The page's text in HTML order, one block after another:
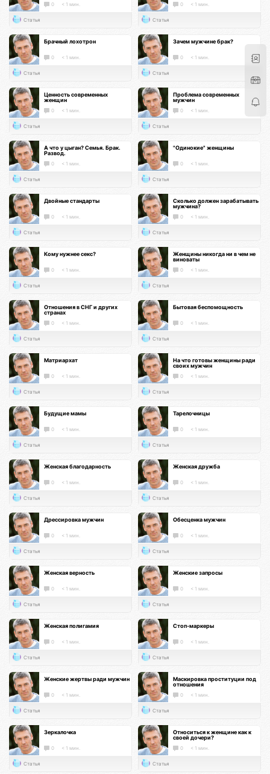
0 < 1 мин.
Статья
0 < 1 мин.
Статья
Брачный лохотрон
0 < 1 мин.
Статья
Зачем мужчине брак?
0 < 1 мин.
Статья
Ценность современных
женщин
0 < 1 мин.
Статья
Проблема современных
мужчин
0 < 1 мин.
Статья
А что у цыган? Семья. Брак.
Развод.
0 < 1 мин.
Статья
"Одинокие" женщины
0 < 1 мин.
Статья
Двойные стандарты
0 < 1 мин.
Статья
Сколько должен зарабатывать
мужчина?
0 < 1 мин.
Статья
Кому нужнее секс?
0 < 1 мин.
Статья
Женщины никогда ни в чем не
виноваты
0 < 1 мин.
Статья
Отношения в СНГ и других
странах
0 < 1 мин.
Статья
Бытовая беспомощность
0 < 1 мин.
Статья
Матриархат
0 < 1 мин.
Статья
На что готовы женщины ради
своих мужчин
0 < 1 мин.
Статья
Будущие мамы
0 < 1 мин.
Статья
Тарелочницы
0 < 1 мин.
Статья
Женская благодарность
0 < 1 мин.
Статья
Женская дружба
0 < 1 мин.
Статья
Дрессировка мужчин
0 < 1 мин.
Статья
Обесценка мужчин
0 < 1 мин.
Статья
Женская верность
0 < 1 мин.
Статья
Женские запросы
0 < 1 мин.
Статья
Женская полигамия
0 < 1 мин.
Статья
Стоп-маркеры
0 < 1 мин.
Статья
Женские жертвы ради мужчин
0 < 1 мин.
Статья
Маскировка проституции под
отношения
0 < 1 мин.
Статья
Зеркалочка
0 < 1 мин.
Статья
Относиться к женщине как к
своей дочери?
0 < 1 мин.
Статья